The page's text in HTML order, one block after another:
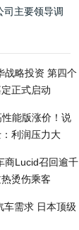
司主要领导调
战略投资 第四个
正式启动
能版涨价！说
利润压力大
商Lucid召回逾千
烫伤乘客
车需求 日本顶级